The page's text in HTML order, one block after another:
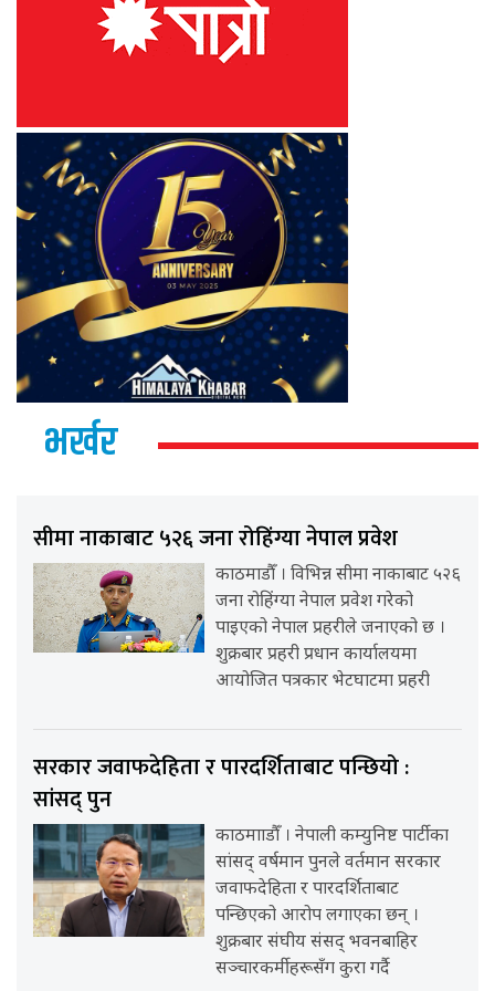
भर्खर
सीमा नाकाबाट ५२६ जना रोहिंग्या नेपाल प्रवेश
काठमाडौँ । विभिन्न सीमा नाकाबाट ५२६
जना रोहिंग्या नेपाल प्रवेश गरेको
पाइएको नेपाल प्रहरीले जनाएको छ ।
शुक्रबार प्रहरी प्रधान कार्यालयमा
आयोजित पत्रकार भेटघाटमा प्रहरी
सरकार जवाफदेहिता र पारदर्शिताबाट पन्छियो :
सांसद् पुन
काठमााडौँ । नेपाली कम्युनिष्ट पार्टीका
सांसद् वर्षमान पुनले वर्तमान सरकार
जवाफदेहिता र पारदर्शिताबाट
पन्छिएको आरोप लगाएका छन् ।
शुक्रबार संघीय संसद् भवनबाहिर
सञ्चारकर्मीहरूसँग कुरा गर्दै